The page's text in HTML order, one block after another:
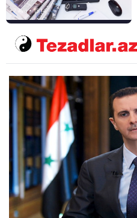
mediasını nə gözləyir?
7 Avq • 15:14